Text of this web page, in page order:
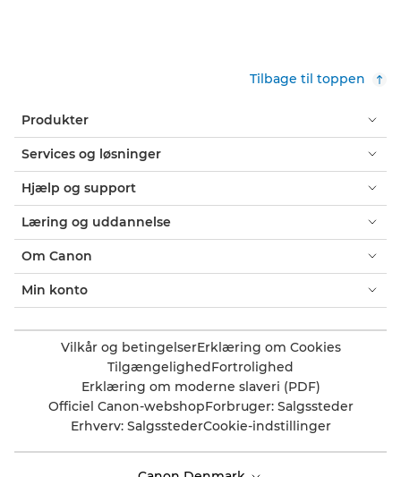
Tilbage til toppen
Produkter
Services og løsninger
Hjælp og support
Læring og uddannelse
Om Canon
Min konto
Vilkår og betingelserErklæring om Cookies
TilgængelighedFortrolighed
Erklæring om moderne slaveri (PDF)
Officiel Canon-webshopForbruger: Salgssteder
Erhverv: SalgsstederCookie-indstillinger